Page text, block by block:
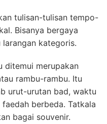
tulisan-tulisan tempo-
Bisanya bergaya
larangan kategoris.
ditemui merupakan
rambu-rambu. Itu
urut-urutan bad, waktu
berbeda. Tatkala
bagai souvenir.